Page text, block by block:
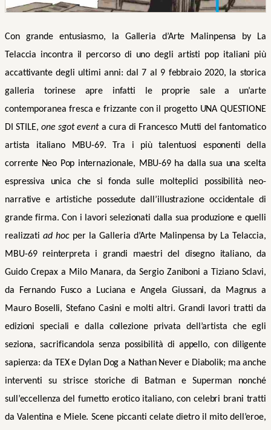
Con grande entusiasmo, la Galleria d’Arte Malinpensa by La
Telaccia incontra il percorso di uno degli artisti pop italiani più
accattivante degli ultimi anni: dal 7 al 9 febbraio 2020, la storica
galleria torinese apre infatti le proprie sale a un’arte
contemporanea fresca e frizzante con il progetto UNA QUESTIONE
DI STILE,one sgot event a cura di Francesco Mutti del fantomatico
artista italiano MBU-69. Tra i più talentuosi esponenti della
corrente Neo Pop internazionale, MBU-69 ha dalla sua una scelta
espressiva unica che si fonda sulle molteplici possibilità neo-
narrative e artistiche possedute dall’illustrazione occidentale di
grande firma. Con i lavori selezionati dalla sua produzione e quelli
realizzatiad hoc per la Galleria d’Arte Malinpensa by La Telaccia,
MBU-69 reinterpreta i grandi maestri del disegno italiano, da
Guido Crepax a Milo Manara, da Sergio Zaniboni a Tiziano Sclavi,
da Fernando Fusco a Luciana e Angela Giussani, da Magnus a
Mauro Boselli, Stefano Casini e molti altri. Grandi lavori tratti da
edizioni speciali e dalla collezione privata dell’artista che egli
seziona, sacrificandola senza possibilità di appello, con diligente
sapienza: da TEX e Dylan Dog a Nathan Never e Diabolik; ma anche
interventi su strisce storiche di Batman e Superman nonché
sull’eccellenza del fumetto erotico italiano, con celebri brani tratti
da Valentina e Miele. Scene piccanti celate dietro il mito dell’eroe,